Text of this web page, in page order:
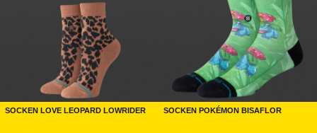
Socken Love Leopard Lowrider Socken Pokémon Bisaflor